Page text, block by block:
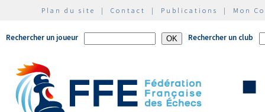
Plan du site | Contact | Publications | Mon
Rechercher un joueur Rechercher un club